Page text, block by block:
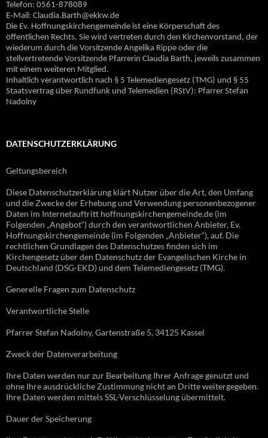
Telefon: 0561-878089
E‐Mail: Claudia.Barth@ekkw.de
Die Ev. Hoffnungskirchengemeinde ist eine Körperschaft des
öffentlichen Rechts. Sie wird vertreten durch den Kirchenvorstand, der
wiederum durch die Vorsitzende Angelika Rippe oder die
stellvertretende Vorsitzende Pfarrerin Claudia Barth, jeweils zusammen
mit einem weiteren Mitglied.
Inhaltlich verantwortlich nach § 5 Telemediengesetz (TMG) und § 55
Staatsvertrag über Rundfunk und Telemedien (RStV): Pfarrer Stefan
Nadolny
DATENSCHUTZERKLÄRUNG
Geltungsbereich
Diese Datenschutzerklärung klärt Nutzer über die Art, den Umfang
und die Zwecke der Erhebung und Verwendung personenbezogener
Daten im Internetauftritt hoffnungskirchengemeinde.de (im
Folgenden „Angebot“) durch den verantwortlichen Anbieter, Ev.
Hoffnungskirchengemeinde (im Folgenden „Anbieter“), auf. Die
rechtlichen Grundlagen des Datenschutzes finden sich im
Kirchengesetz über den Datenschutz der Evangelischen Kirche in
Deutschland (DSG-EKD) und dem Telemediengesetz (TMG).
Generelle Fragen zum Datenschutz
Verantwortliche Stelle
Pfarrer Stefan Nadolny, Gartenstraße 5, 34125 Kassel
Zweck der Datenverarbeitung
Ihre Daten werden nur zur Bearbeitung Ihrer Anfrage genutzt und
ohne Ihre ausdrückliche Zustimmung nicht an Dritte weitergegeben.
Ihre Daten werden mittels SSL-Verschlüsselung übermittelt.
Dauer der Speicherung